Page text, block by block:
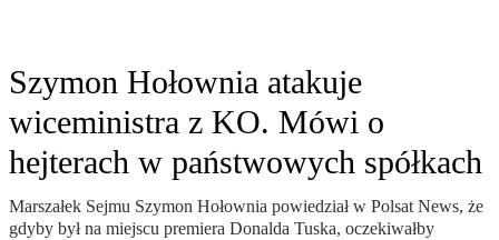
Szymon Hołownia atakuje
wiceministra z KO. Mówi o
hejterach w państwowych spółkach
Marszałek Sejmu Szymon Hołownia powiedział w Polsat News, że
gdyby był na miejscu premiera Donalda Tuska, oczekiwałby